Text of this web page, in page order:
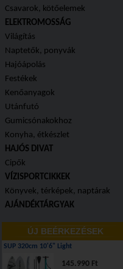
Csavarok, kötőelemek
ELEKTROMOSSÁG
Világítás
Naptetők, ponyvák
Hajóápolás
Festékek
Kenőanyagok
Utánfutó
Gumicsónakokhoz
Konyha, étkészlet
HAJÓS DIVAT
Cipők
VÍZISPORTCIKKEK
Könyvek, térképek, naptárak
AJÁNDÉKTÁRGYAK
ÚJ BEÉRKEZÉSEK
SUP 320cm 10'6" Light
145.990 Ft